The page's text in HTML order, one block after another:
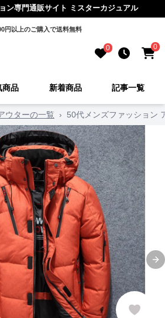
ン専門通販サイト ミスターカジュアル
円以上のご購入で送料無料
0 0
商品 新着商品 記事一覧
ウターの一覧 › 50代メンズファッション